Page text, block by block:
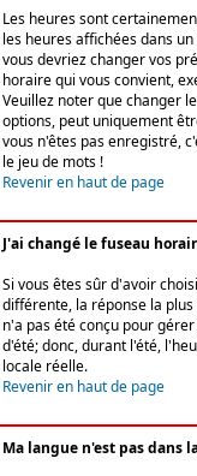
Les heures sont
les heures affichées dans
vous devriez changer vos
horaire qui vous convient,
Veuillez noter que changer
options, peut uniquement
vous n'êtes pas enregistré,
le jeu de mots !
Revenir en haut de page
J'ai changé le fuseau
Si vous êtes sûr d'avoir
différente, la réponse la
n'a pas été conçu pour
d'été; donc, durant l'été,
locale réelle.
Revenir en haut de page
Ma langue n'est pas dans